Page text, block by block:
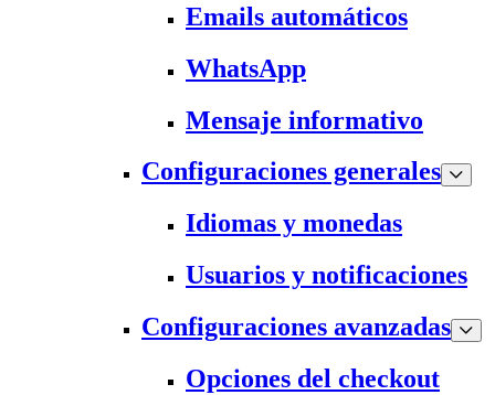
Emails automáticos
WhatsApp
Mensaje informativo
Configuraciones generales
Idiomas y monedas
Usuarios y notificaciones
Configuraciones avanzadas
Opciones del checkout